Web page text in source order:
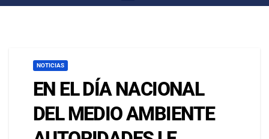
NOTICIAS
EN EL DÍA NACIONAL
DEL MEDIO AMBIENTE